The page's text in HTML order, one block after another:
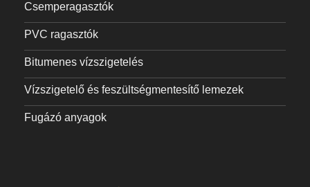
Csemperagasztók
PVC ragasztók
Bitumenes vízszigetelés
Vízszigetelő és feszültségmentesítő lemezek
Fugázó anyagok